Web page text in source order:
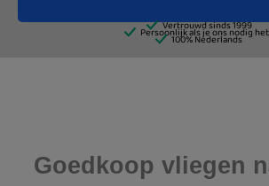
Goedkoop vliegen